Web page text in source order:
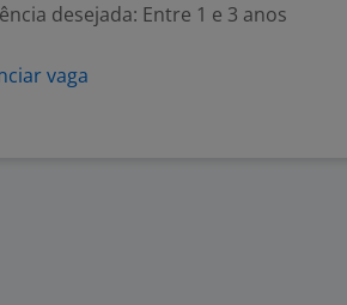
desejada: Entre 1 e 3 anos
vaga